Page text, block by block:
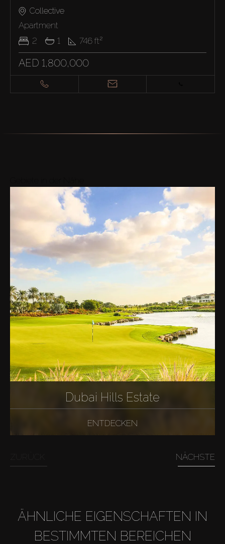
Collective
Apartment
2
1 746 ft²
AED 1,800,000
Dubai Hills Estate
ENTDECKEN
NÄCHSTE
ÄHNLICHE EIGENSCHAFTEN IN
BESTIMMTEN BEREICHEN